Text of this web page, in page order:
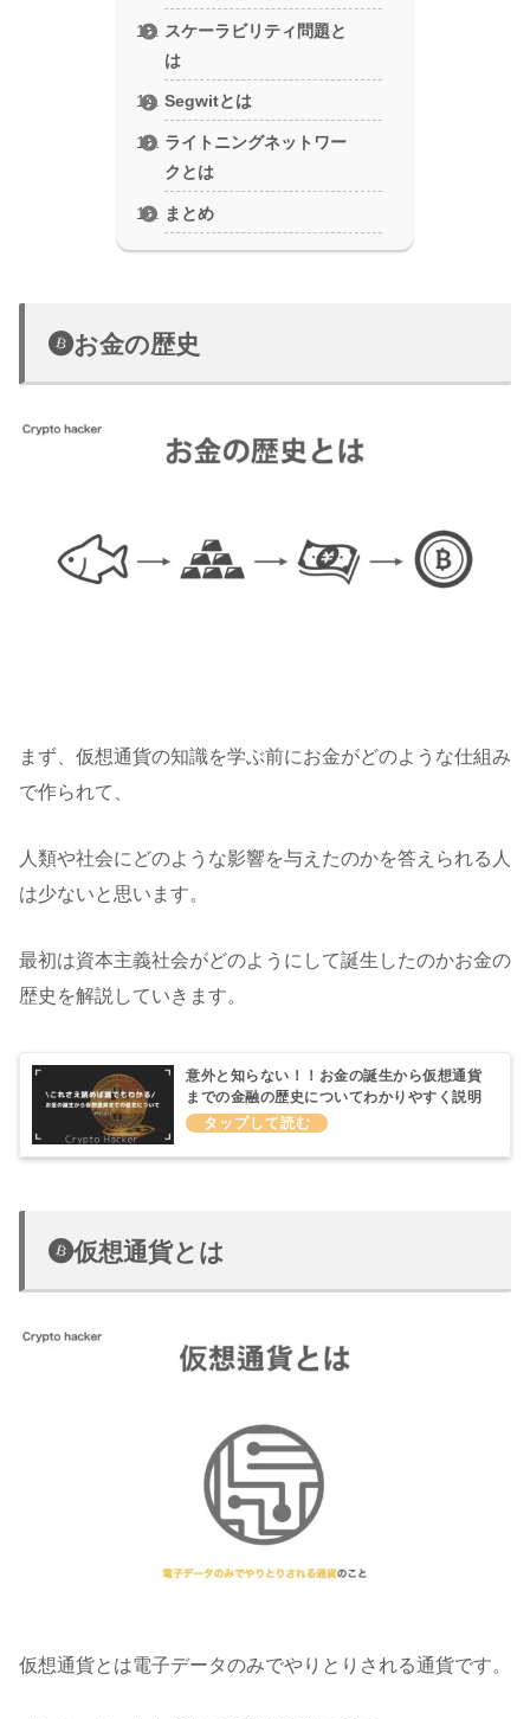
スケーラビリティ問題と
は
Segwitとは
ライトニングネットワー
クとは
まとめ
お金の歴史
まず、仮想通貨の知識を学ぶ前にお金がどのような仕組み
で作られて、
人類や社会にどのような影響を与えたのかを答えられる人
は少ないと思います。
最初は資本主義社会がどのようにして誕生したのかお金の
歴史を解説していきます。
意外と知らない！！お金の誕生から仮想通貨
までの金融の歴史についてわかりやすく説明
してみた
仮想通貨とは
仮想通貨とは電子データのみでやりとりされる通貨です。